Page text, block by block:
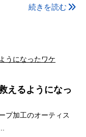
続きを読む
えるようになっ
プ加工のオーティス